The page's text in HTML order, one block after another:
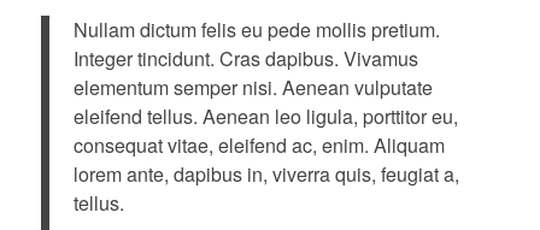
Nullam dictum felis eu pede mollis pretium.
Integer tincidunt. Cras dapibus. Vivamus
elementum semper nisi. Aenean vulputate
eleifend tellus. Aenean leo ligula, porttitor eu,
consequat vitae, eleifend ac, enim. Aliquam
lorem ante, dapibus in, viverra quis, feugiat a,
tellus.